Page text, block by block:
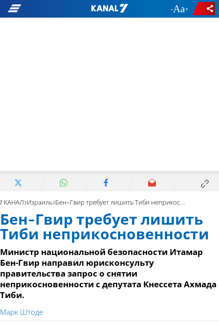
- +
7 КАНАЛ Израиль Бен-Гвир требует лишить Тиби неприкосновенности
Бен-Гвир требует лишить
Тиби неприкосновенности
Министр национальной безопасности Итамар
Бен-Гвир направил юрисконсульту
правительства запрос о снятии
неприкосновенности с депутата Кнессета Ахмада
Тиби.
Марк Штоде